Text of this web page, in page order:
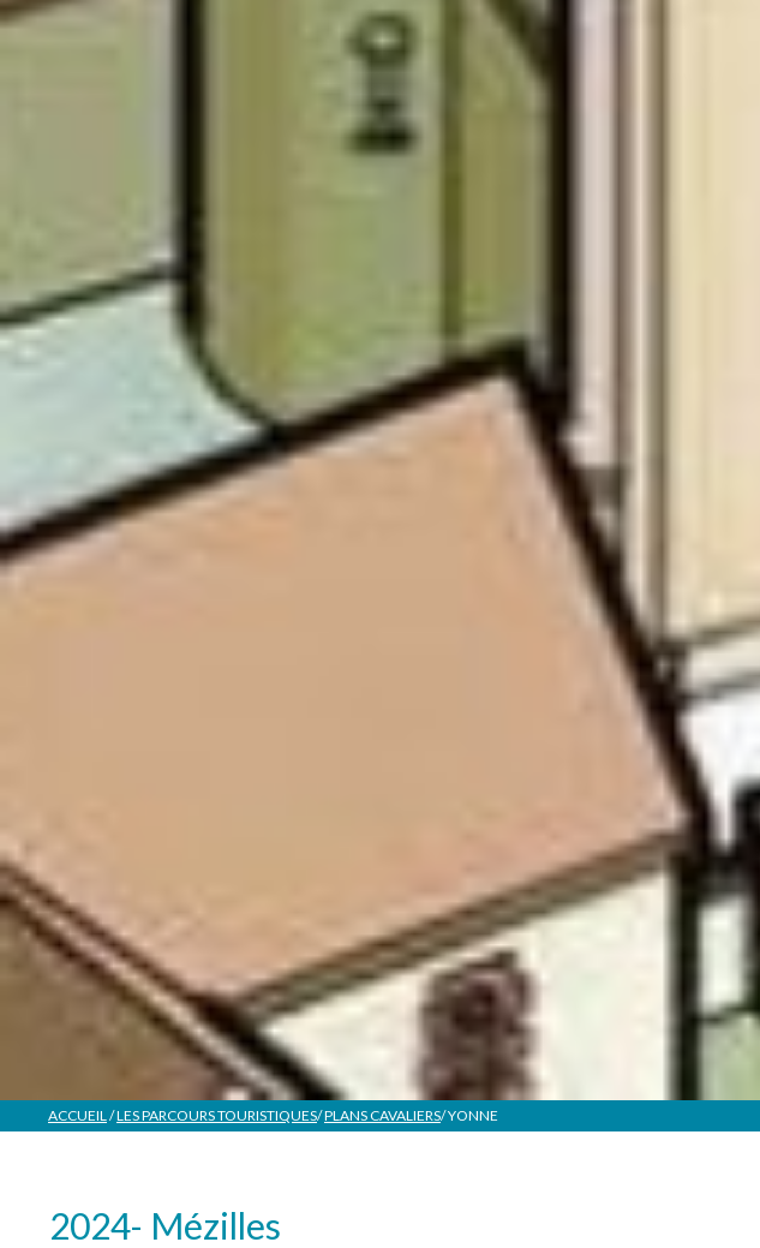
ACCUEIL/LES PARCOURS TOURISTIQUES/PLANS CAVALIERS/YONNE
2024- Mézilles